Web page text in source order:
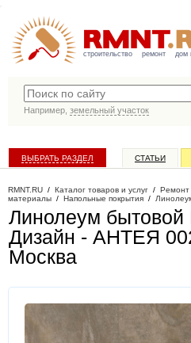
строительство ремонт дом
Например, земельный участок
ВЫБРАТЬ РАЗДЕЛ СТАТЬИ
RMNT.RU / Каталог товаров и услуг / Ремонт
материалы / Напольные покрытия /
Линолеум
Дизайн - АНТЕЯ
Москва